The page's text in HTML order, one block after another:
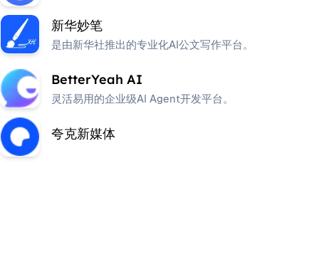
新华妙笔
是由新华社推出的专业化AI公文写作平台。
BetterYeah AI
灵活易用的企业级AI Agent开发平台。
夸克新媒体